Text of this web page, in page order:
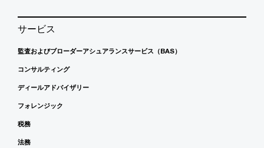
サービス
監査およびブローダーアシュアランスサービス（BAS）
コンサルティング
ディールアドバイザリー
フォレンジック
税務
法務